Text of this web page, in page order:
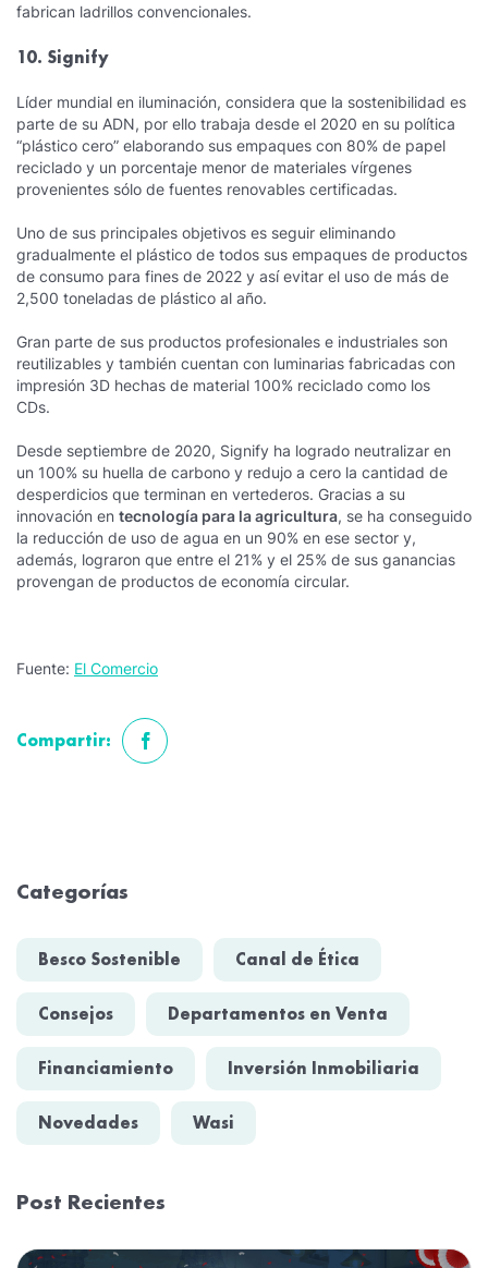
fabrican ladrillos convencionales.
10. Signify
Líder mundial en iluminación, considera que la sostenibilidad es
parte de su ADN, por ello trabaja desde el 2020 en su política
“plástico cero” elaborando sus empaques con 80% de papel
reciclado y un porcentaje menor de materiales vírgenes
provenientes sólo de fuentes renovables certificadas.
Uno de sus principales objetivos es seguir eliminando
gradualmente el plástico de todos sus empaques de productos
de consumo para fines de 2022 y así evitar el uso de más de
2,500 toneladas de plástico al año.
Gran parte de sus productos profesionales e industriales son
reutilizables y también cuentan con luminarias fabricadas con
impresión 3D hechas de material 100% reciclado como los
CDs.
Desde septiembre de 2020, Signify ha logrado neutralizar en
un 100% su huella de carbono y redujo a cero la cantidad de
desperdicios que terminan en vertederos. Gracias a su
innovación en tecnología para la agricultura, se ha conseguido
la reducción de uso de agua en un 90% en ese sector y,
además, lograron que entre el 21% y el 25% de sus ganancias
provengan de productos de economía circular.
Fuente: El Comercio
Compartir:
Categorías
Besco Sostenible Canal de Ética
Consejos Departamentos en Venta
Financiamiento Inversión Inmobiliaria
Novedades Wasi
Post Recientes